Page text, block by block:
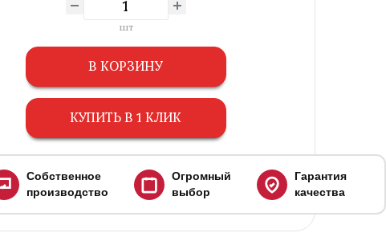
шт
В КОРЗИНУ
КУПИТЬ В 1 КЛИК
Собственное
производство
Огромный
выбор
Гарантия
качества